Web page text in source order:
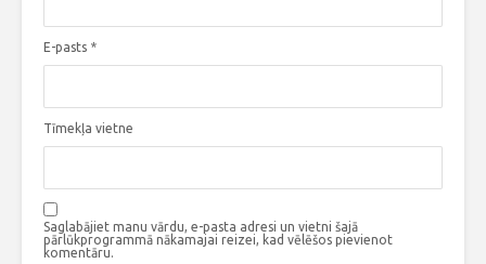
E-pasts *
Tīmekļa vietne
Saglabājiet manu vārdu, e-pasta adresi un vietni šajā
pārlūkprogrammā nākamajai reizei, kad vēlēšos pievienot
komentāru.